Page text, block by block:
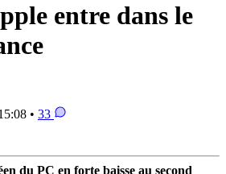
entre dans le
• 33
du PC en forte baisse au second